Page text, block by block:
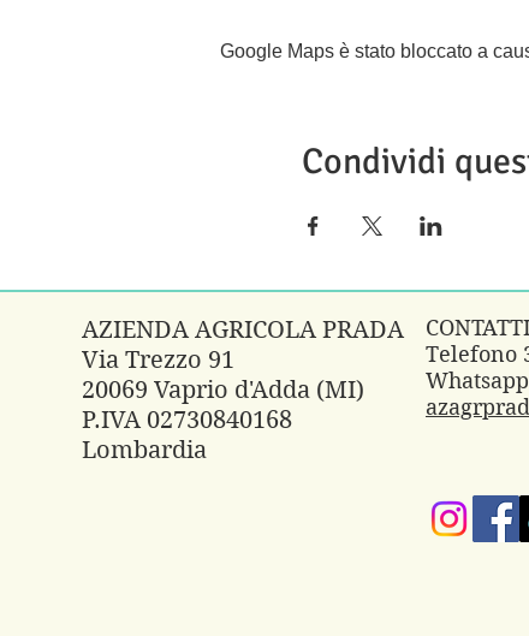
Google Maps è stato bloccato a
Condividi
AZIENDA AGRICOLA PRADA
Via Trezzo 91
20069 Vaprio d'Adda (MI)
P.IVA 02730840168
Lombardia
CONTATTI
Telefono